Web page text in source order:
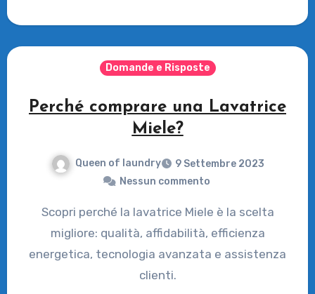
Domande e Risposte
Perché comprare una Lavatrice
Miele?
Queen of laundry
9 Settembre 2023
Nessun commento
Scopri perché la lavatrice Miele è la scelta
migliore: qualità, affidabilità, efficienza
energetica, tecnologia avanzata e assistenza
clienti.